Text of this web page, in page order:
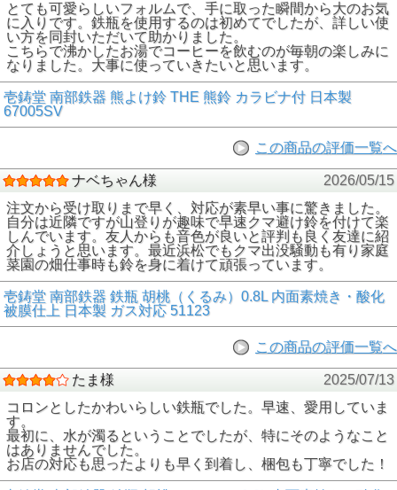
とても可愛らしいフォルムで、手に取った瞬間から大のお気
に入りです。鉄瓶を使用するのは初めてでしたが、詳しい使
い方を同封いただいて助かりました。
こちらで沸かしたお湯でコーヒーを飲むのが毎朝の楽しみに
なりました。大事に使っていきたいと思います。
壱鋳堂 南部鉄器 熊よけ鈴 THE 熊鈴 カラビナ付 日本製
67005SV
この商品の評価一覧へ
ナベちゃん様
2026/05/15
注文から受け取りまで早く、対応が素早い事に驚きました。
自分は近隣ですが山登りが趣味で早速クマ避け鈴を付けて楽
しんでいます。友人からも音色が良いと評判も良く友達に紹
介しょうと思います。最近浜松でもクマ出没騒動も有り家庭
菜園の畑仕事時も鈴を身に着けて頑張っています。
壱鋳堂 南部鉄器 鉄瓶 胡桃（くるみ）0.8L 内面素焼き・酸化
被膜仕上 日本製 ガス対応 51123
この商品の評価一覧へ
たま様
2025/07/13
コロンとしたかわいらしい鉄瓶でした。早速、愛用していま
す。
最初に、水が濁るということでしたが、特にそのようなこと
はありませんでした。
お店の対応も思ったよりも早く到着し、梱包も丁寧でした！